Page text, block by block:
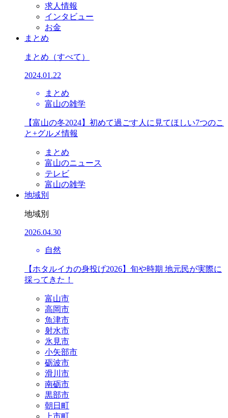
求人情報
インタビュー
お金
まとめ
まとめ （すべて）
2024.01.22
まとめ
富山の雑学
【富山の冬2024】初めて過ごす人に見てほしい7つのこ
と+グルメ情報
まとめ
富山のニュース
テレビ
富山の雑学
地域別
地域別
2026.04.30
自然
【ホタルイカの身投げ2026】旬や時期 地元民が実際に
採ってきた！
富山市
高岡市
魚津市
射水市
氷見市
小矢部市
砺波市
滑川市
南砺市
黒部市
朝日町
上市町